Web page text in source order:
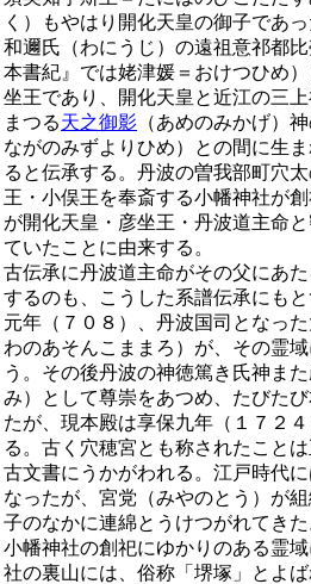
く）もやはり開化天皇の御子であ
和邇氏（わにうじ）の遠祖意祁都
本書紀』では姥津媛＝おけつひめ
坐王であり、開化天皇と近江の三
まつる天之御影 （あめのみかげ）
ながのみずよりひめ）との間に生
ると伝承する。丹波の曽我部町穴
王・小俣王を奉斎する小幡神社が
が開化天皇・彦坐王・丹波道主命
ていたことに由来する。
古伝承に丹波道主命がその父にあ
するのも、こうした系譜伝承にも
元年（７０８）、丹波国司となっ
わのあそんこままろ）が、その霊
う。その後丹波の神徳篤き氏神ま
み）として尊崇をあつめ、たびた
たが、現本殿は享保九年（１７２
る。古く穴穂宮とも称されたこと
古文書にうかがわれる。江戸時代
なったが、宮党（みやのとう）が
子のなかに連綿とうけつがれてきた
小幡神社の創祀にゆかりのある霊
社の裏山には、俗称「堺塚」とよ